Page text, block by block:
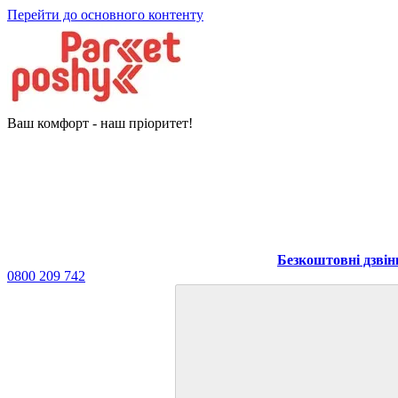
Перейти до основного контенту
Ваш комфорт - наш пріоритет!
Безкоштовні
0800 209 742